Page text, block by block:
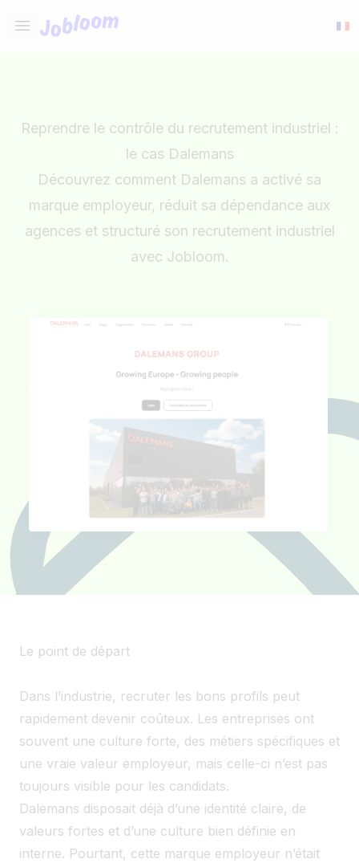
Open main menu
Jobloom
Reprendre le contrôle du recrutement industriel :
le cas Dalemans
Découvrez comment Dalemans a activé sa
marque employeur, réduit sa dépendance aux
agences et structuré son recrutement industriel
avec Jobloom.
Le point de départ
Dans l’industrie, recruter les bons profils peut
rapidement devenir coûteux. Les entreprises ont
souvent une culture forte, des métiers spécifiques et
une vraie valeur employeur, mais celle-ci n’est pas
toujours visible pour les candidats.
Dalemans disposait déjà d’une identité claire, de
valeurs fortes et d’une culture bien définie en
interne. Pourtant, cette marque employeur n’était